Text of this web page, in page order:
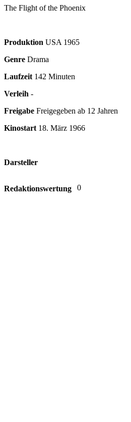
The Flight of the Phoenix
Produktion USA 1965
Genre Drama
Laufzeit142 Minuten
Verleih -
Freigabe Freigegeben ab 12 Jahren
Kinostart 18. März 1966
Darsteller
Redaktionswertung 0